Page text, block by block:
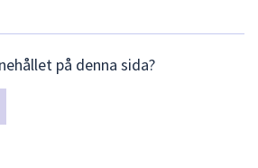
på denna sida?